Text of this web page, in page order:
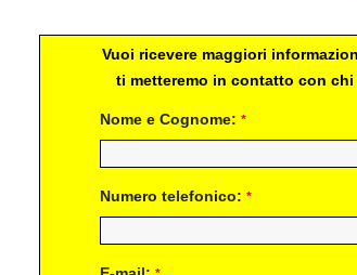
Vuoi ricevere maggiori
ti metteremo in contatto con
Nome e Cognome: *
Numero telefonico: *